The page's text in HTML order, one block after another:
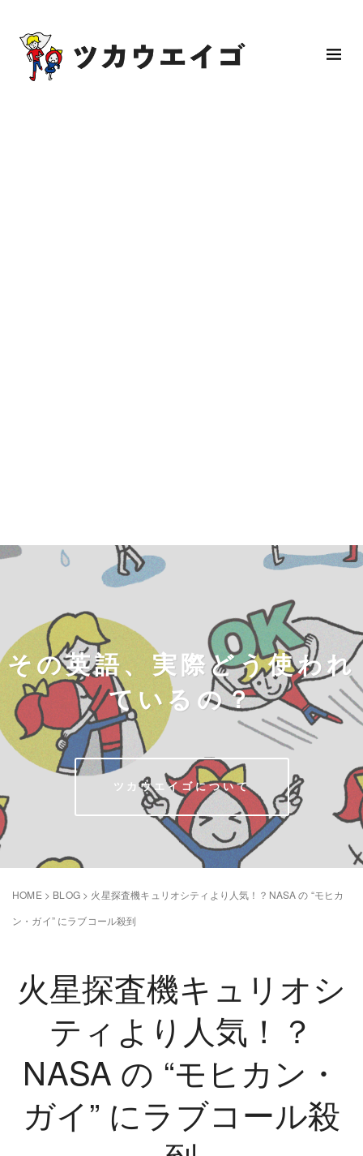
その英語、実際どう使われ
ているの？
ツカウエイゴについて
HOME > BLOG> 火星探査機キュリオシティより人気！？NASA の “モヒカ
ン・ガイ” にラブコール殺到
火星探査機キュリオシ
ティより人気！？
NASA の “モヒカン・
ガイ” にラブコール殺